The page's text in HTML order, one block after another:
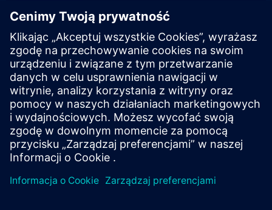
Podaj ofertę
Ekskluzywne zapytanie dotyczące szkoleń
Proszę wypełnić poniższy formularz zapytania, jeśli
potrzebujesz oferty na ekskluzywny kurs szkoleniowy na
miejscu, wirtualnie lub w naszym centrum szkoleniowym
SITRAIN. Ten typ żądania byłby odpowiedni dla większych grup
(6 i powyżej). Po podaniu danych kontaktowych i wymagań
szkoleniowych otrzymasz od nas ofertę.
Zażądaj wyłącznej oferty